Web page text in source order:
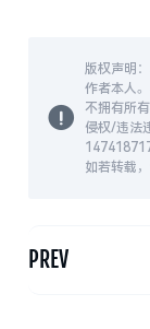
版权声明
作者本人
不拥有所
侵权/违法
如若转载
PREV